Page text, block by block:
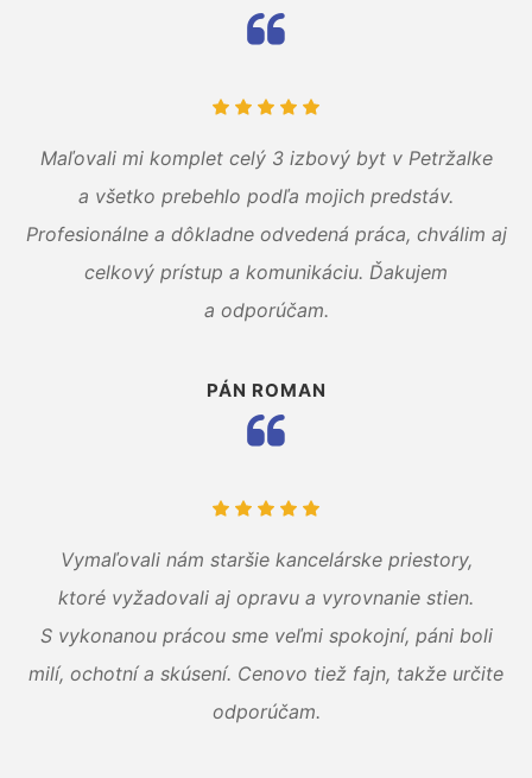
Maľovali mi komplet celý 3 izbový byt v Petržalke
a všetko prebehlo podľa mojich predstáv.
Profesionálne a dôkladne odvedená práca, chválim aj
celkový prístup a komunikáciu. Ďakujem
a odporúčam.
PÁN ROMAN
Vymaľovali nám staršie kancelárske priestory,
ktoré vyžadovali aj opravu a vyrovnanie stien.
S vykonanou prácou sme veľmi spokojní, páni boli
milí, ochotní a skúsení. Cenovo tiež fajn, takže určite
odporúčam.